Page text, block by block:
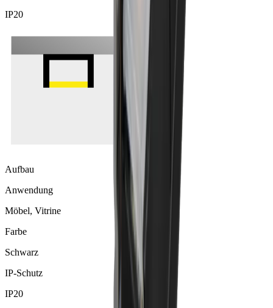
IP20
Aufbau
Anwendung
Möbel, Vitrine
Farbe
Schwarz
IP-Schutz
IP20